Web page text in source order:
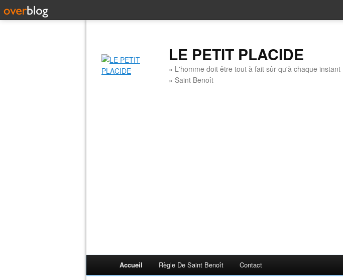
LE PETIT PLACIDE
« L'homme doit être tout à fait sûr qu'à chaque
» Saint Benoît
Accueil Règle De Saint Benoît Contact